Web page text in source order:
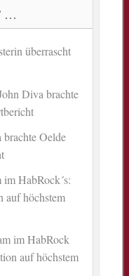
…
überrascht
Diva brachte
Oelde
im HabRock´s:
auf höchstem
im HabRock
auf höchstem